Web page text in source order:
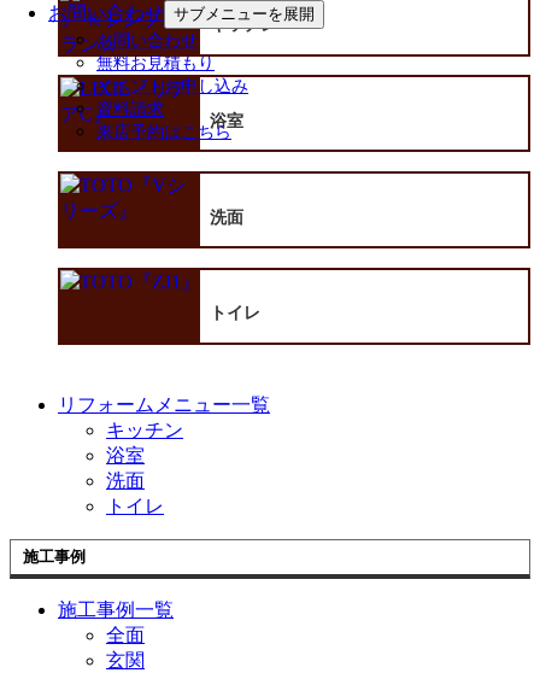
お問い合わせ サブメニューを展開
お問い合わせ
無料お見積もり
イベントお申し込み
資料請求
来店予約はこちら
キッチン
浴室
洗面
トイレ
リフォームメニュー一覧
キッチン
浴室
洗面
トイレ
施工事例
施工事例一覧
全面
玄関